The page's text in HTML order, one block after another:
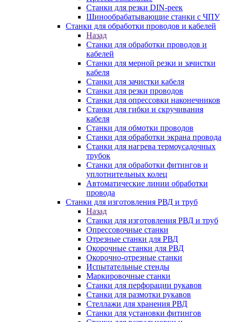
Станки для резки DIN-реек
Шинообрабатывающие станки с ЧПУ
Станки для обработки проводов и кабелей
Назад
Станки для обработки проводов и
кабелей
Станки для мерной резки и зачистки
кабеля
Станки для зачистки кабеля
Станки для резки проводов
Станки для опрессовки наконечников
Станки для гибки и скручивания
кабеля
Станки для обмотки проводов
Станки для обработки экрана провода
Станки для нагрева термоусадочных
трубок
Станки для обработки фитингов и
уплотнительных колец
Автоматические линии обработки
провода
Станки для изготовления РВД и труб
Назад
Станки для изготовления РВД и труб
Опрессовочные станки
Отрезные станки для РВД
Окорочные станки для РВД
Окорочно-отрезные станки
Испытательные стенды
Маркировочные станки
Станки для перфорации рукавов
Станки для размотки рукавов
Стеллажи для хранения РВД
Станки для установки фитингов